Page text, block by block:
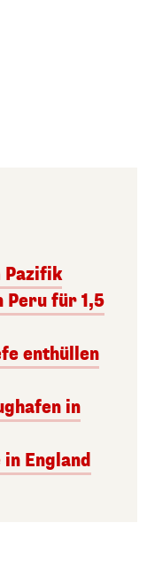
Pazifik
Peru für 1,5
enthüllen
in
England